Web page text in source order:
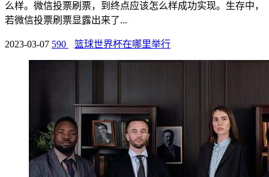
么样。微信投票刷票，到终点应该怎么样成功实现。生存中，
若微信投票刷票显露出来了...
2023-03-07 590 篮球世界杯在哪里举行